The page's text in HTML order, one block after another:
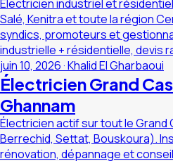
Électricien industriel et
Salé, Kenitra et toute la région
syndics, promoteurs et
industrielle + résidentielle, devis
juin 10, 2026·Khalid El Gharbaoui
Électricien Grand
Ghannam
Électricien actif sur tout le Grand
Berrechid, Settat, Bouskoura).
rénovation, dépannage et